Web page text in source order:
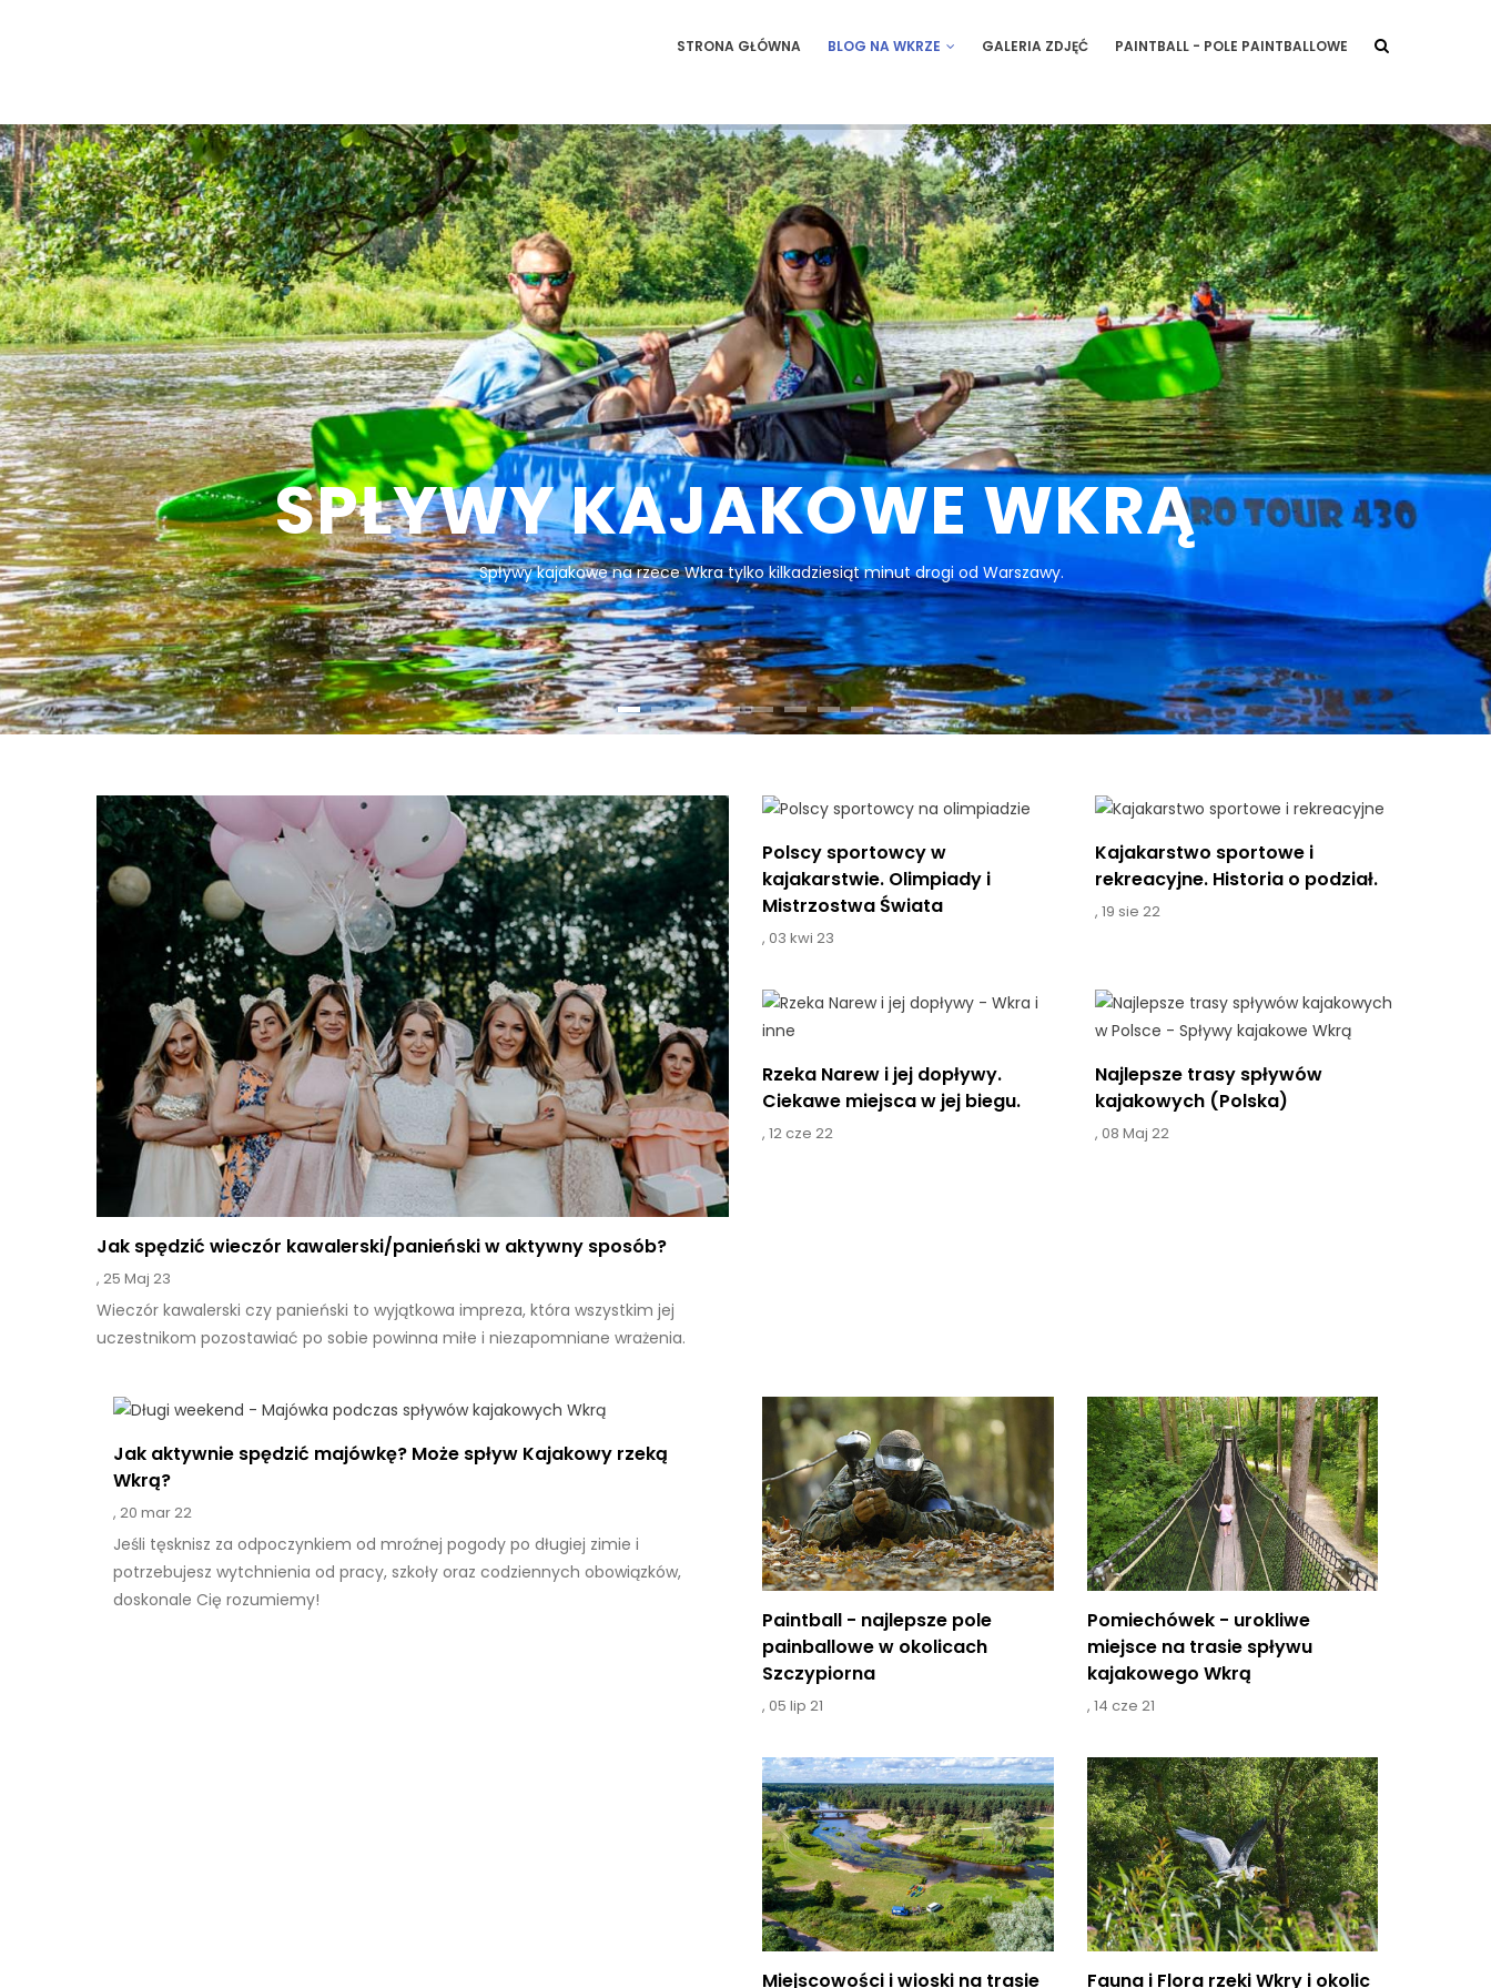
STRONA GŁÓWNA BLOG NA WKRZE GALERIA ZDJĘĆ PAINTBALL - POLE PAINTBALLOWE
SPŁYWY KAJAKOWE WKRĄ
Spływy kajakowe na rzece Wkra tylko kilkadziesiąt minut drogi od Warszawy.
Jak spędzić wieczór kawalerski/panieński w aktywny sposób?
, 25 Maj 23
Wieczór kawalerski czy panieński to wyjątkowa impreza, która wszystkim jej
uczestnikom pozostawiać po sobie powinna miłe i niezapomniane wrażenia.
Polscy sportowcy w
kajakarstwie. Olimpiady i
Mistrzostwa Świata
, 03 kwi 23
Kajakarstwo sportowe i
rekreacyjne. Historia o podział.
, 19 sie 22
Rzeka Narew i jej dopływy.
Ciekawe miejsca w jej biegu.
, 12 cze 22
Najlepsze trasy spływów
kajakowych (Polska)
, 08 Maj 22
Jak aktywnie spędzić majówkę? Może spływ Kajakowy rzeką
Wkrą?
, 20 mar 22
Jeśli tęsknisz za odpoczynkiem od mroźnej pogody po długiej zimie i
potrzebujesz wytchnienia od pracy, szkoły oraz codziennych obowiązków,
doskonale Cię rozumiemy!
Paintball - najlepsze pole
painballowe w okolicach
Szczypiorna
, 05 lip 21
Pomiechówek - urokliwe
miejsce na trasie spływu
kajakowego Wkrą
, 14 cze 21
Miejscowości i wioski na trasie Fauna i Flora rzeki Wkry i okolic